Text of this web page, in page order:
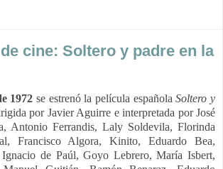
cine: Soltero y padre en la
1972 se estrenó la película españolaSoltero y
por Javier Aguirre e interpretada por José
Antonio Ferrandis, Laly Soldevila, Florinda
Francisco Algora, Kinito, Eduardo Bea,
de Paúl, Goyo Lebrero, María Isbert,